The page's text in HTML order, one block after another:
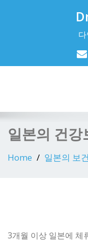
일본의 건강
Home 일본의 보
3개월 이상 일본에 체